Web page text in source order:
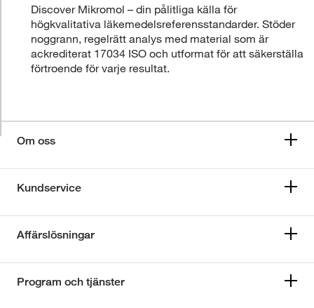
Discover Mikromol – din pålitliga källa för
högkvalitativa läkemedelsreferensstandarder. Stöder
noggrann, regelrätt analys med material som är
ackrediterat 17034 ISO och utformat för att säkerställa
förtroende för varje resultat.
Om oss
Kundservice
Affärslösningar
Program och tjänster